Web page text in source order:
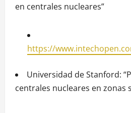
en centrales nucleares”
https://
Universidad de Stanford:
centrales nucleares en zonas